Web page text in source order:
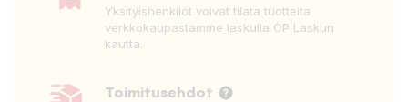
Yksityishenkilöt voivat tilata tuotteita
verkkokaupastamme laskulla OP Laskun
kautta.
Toimitusehdot